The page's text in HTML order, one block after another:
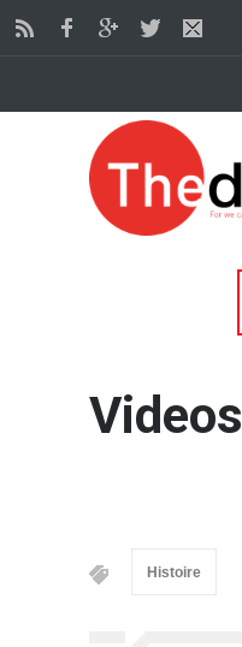
Videos
Histoire